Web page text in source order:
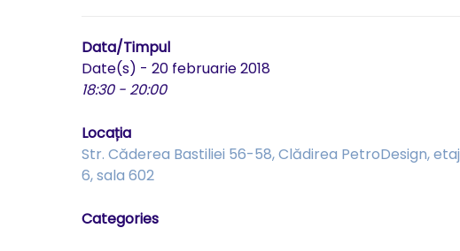
Data/Timpul
Date(s) - 20 februarie 2018
18:30 - 20:00
Locația
Str. Căderea Bastiliei 56-58, Clădirea PetroDesign, etaj
6, sala 602
Categories